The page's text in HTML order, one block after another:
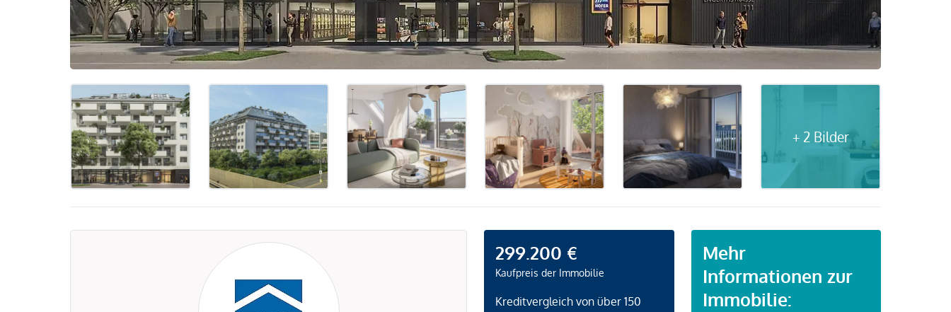
+ 2 Bilder
299.200 €
Kaufpreis der Immobilie
Kreditvergleich von über 150
Mehr
Informationen zur
Immobilie: